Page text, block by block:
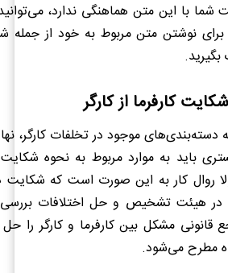
شما با این متن هماهنگی ندارد،
برای نوشتن متن مربوط به خود از جمله
بگیرید.
کارفرما از کارگر
دسته‌بندی‌های موجود در تخلفات کارگر،
باید به موارد مربوط به نحوه شکایت
روال کار به این صورت است که شکایت
هیئت تشخیص و حل اختلافات بررسی
مشکل بین کارفرما و کارگر را
مطرح می‌شود.